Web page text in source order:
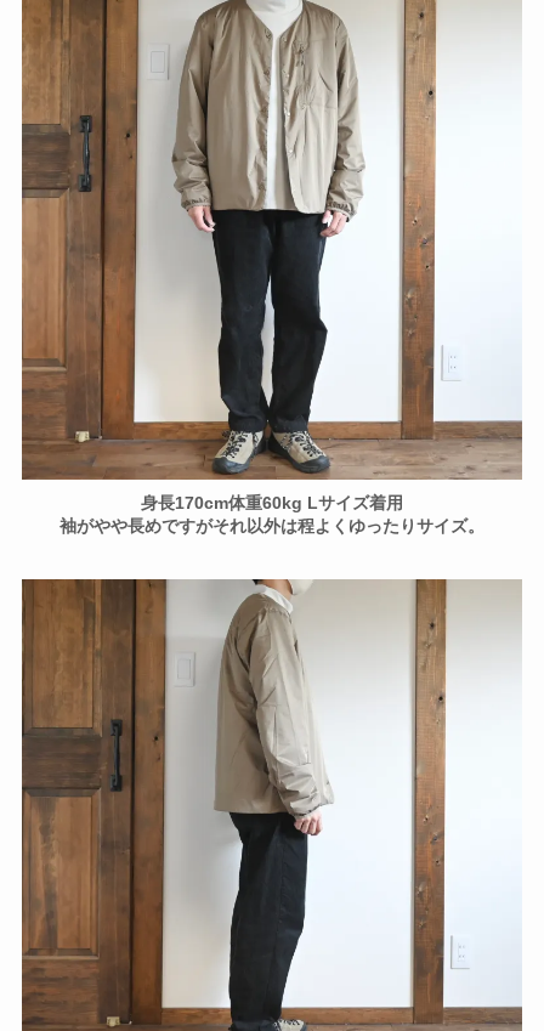
身長170cm体重60kg Lサイズ着用
袖がやや長めですがそれ以外は程よくゆったりサイズ。